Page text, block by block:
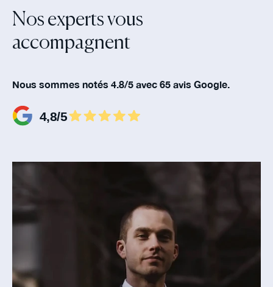
Nos experts vous
accompagnent‍
Nous sommes notés 4.8/5 avec 65 avis Google.